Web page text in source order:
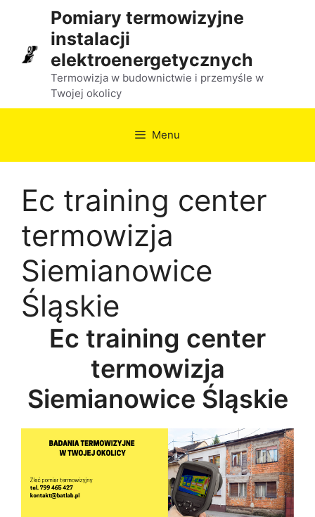
treści
Pomiary termowizyjne
instalacji
elektroenergetycznych
Termowizja w budownictwie i przemyśle w
Twojej okolicy
Menu
Ec training center
termowizja
Siemianowice
Śląskie
Ec training center
termowizja
Siemianowice Śląskie